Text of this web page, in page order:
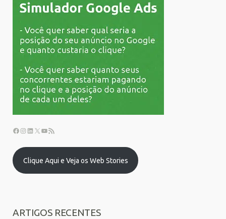
Clique Aqui e Veja os Web Stories
ARTIGOS RECENTES